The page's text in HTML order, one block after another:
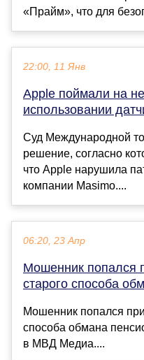
«Прайм», что для
22:00, 11 Янв
Apple поймали на
использовании
Суд Международной
решение, согласно
что Apple нарушила
компании Masimo....
06:20, 23 Апр
Mошенник попался
старого способа
Mошенник попался
способа обмана
в МВД Медиа....